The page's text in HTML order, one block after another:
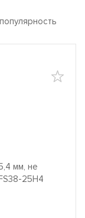
популярность
мм, не
25H4